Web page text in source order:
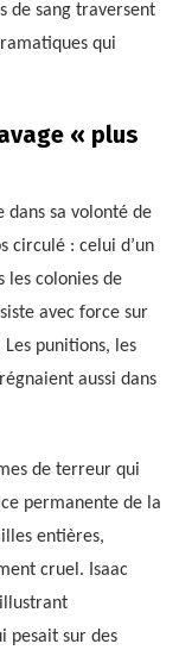
de sang traversent
qui
« plus
dans sa volonté de
circulé : celui d’un
les colonies de
avec force sur
punitions, les
aussi dans
de terreur qui
permanente de la
entières,
cruel. Isaac
pesait sur des